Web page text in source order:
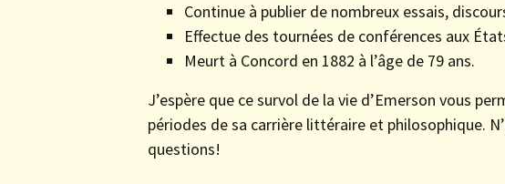
Continue à publier de nombreux essais,
Effectue des tournées de conférences aux
Meurt à Concord en 1882 à l’âge de 79 ans.
J’espère que ce survol de la vie d’Emerson vous
périodes de sa carrière littéraire et philosophique.
questions!